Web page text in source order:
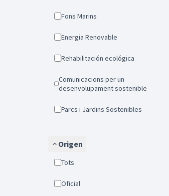
Fons Marins
Energia Renovable
Rehabilitación ecológica
Comunicacions per un
desenvolupament sostenible
Parcs i Jardins Sostenibles
Origen
Tots
Oficial